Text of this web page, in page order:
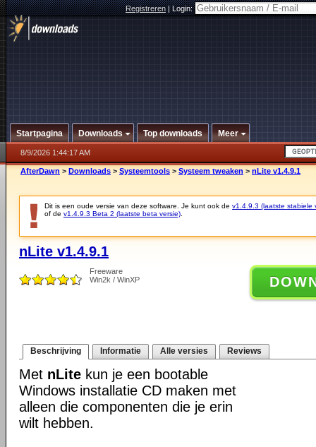
Registreren|Login:
Startpagina Downloads Top downloads Meer
8/9/2026 1:44:17 AM
AfterDawn > Downloads > Systeemtools > Systeem tweaken > nLite v1.4.9.1
Dit is een oude versie van deze software. Je kunt ook de v1.4.9.3 (laatste stabiele
of de v1.4.9.3 Beta 2 (laatste beta versie)
nLite v1.4.9.1
Freeware
Win2k / WinXP
Beschrijving Informatie Alle versies Reviews
Met nLite kun je een bootable
Windows installatie CD maken met
alleen die componenten die je erin
wilt hebben.